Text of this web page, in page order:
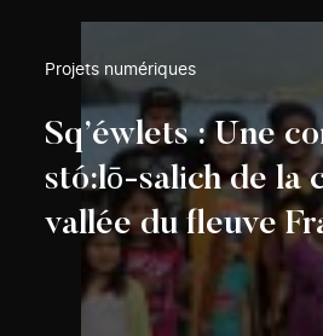
Projets numériques
Sq’éwlets : Une
stó:lō-salich de la
vallée du fleuve